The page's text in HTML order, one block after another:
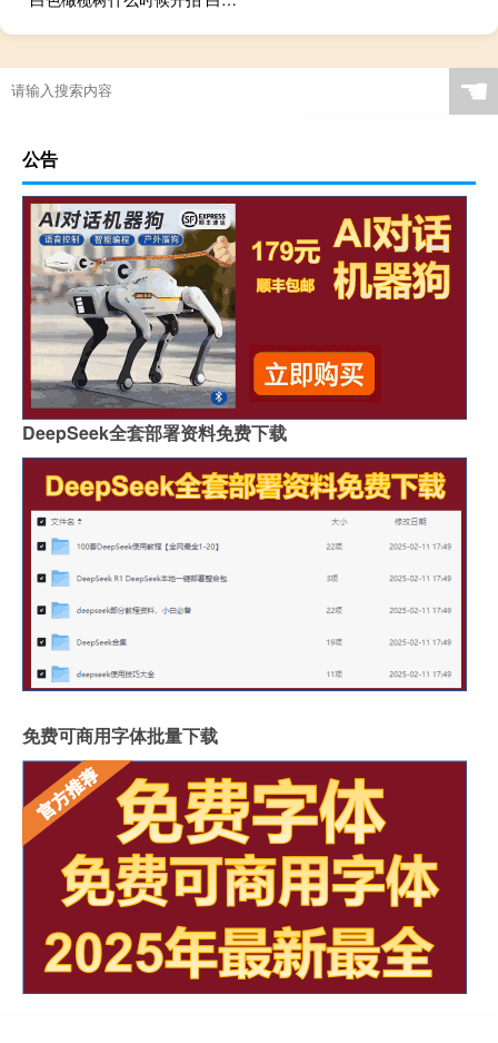
☚
公告
DeepSeek全套部署资料免费下载
免费可商用字体批量下载